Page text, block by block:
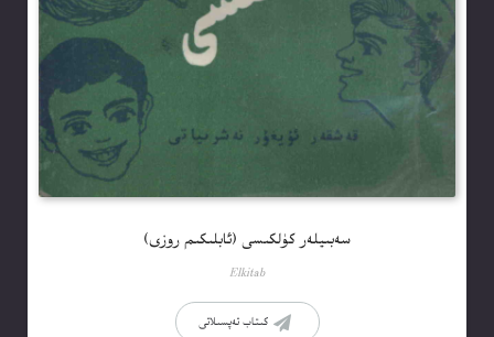
سەبىيلەر كۈلكىسى (ئابلىكىم روزى)
Elkitab
كىتاب تەپسىلاتى